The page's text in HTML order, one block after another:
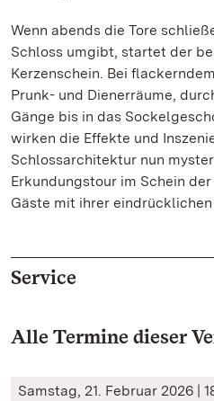
Wenn abends die Tore
Schloss umgibt, startet der
Kerzenschein. Bei
Prunk- und Dienerräume,
Gänge bis in das
wirken die Effekte und
Schlossarchitektur nun
Erkundungstour im Schein
Gäste mit ihrer
Service
Alle Termine dieser
Samstag, 21. Februar 2026 |